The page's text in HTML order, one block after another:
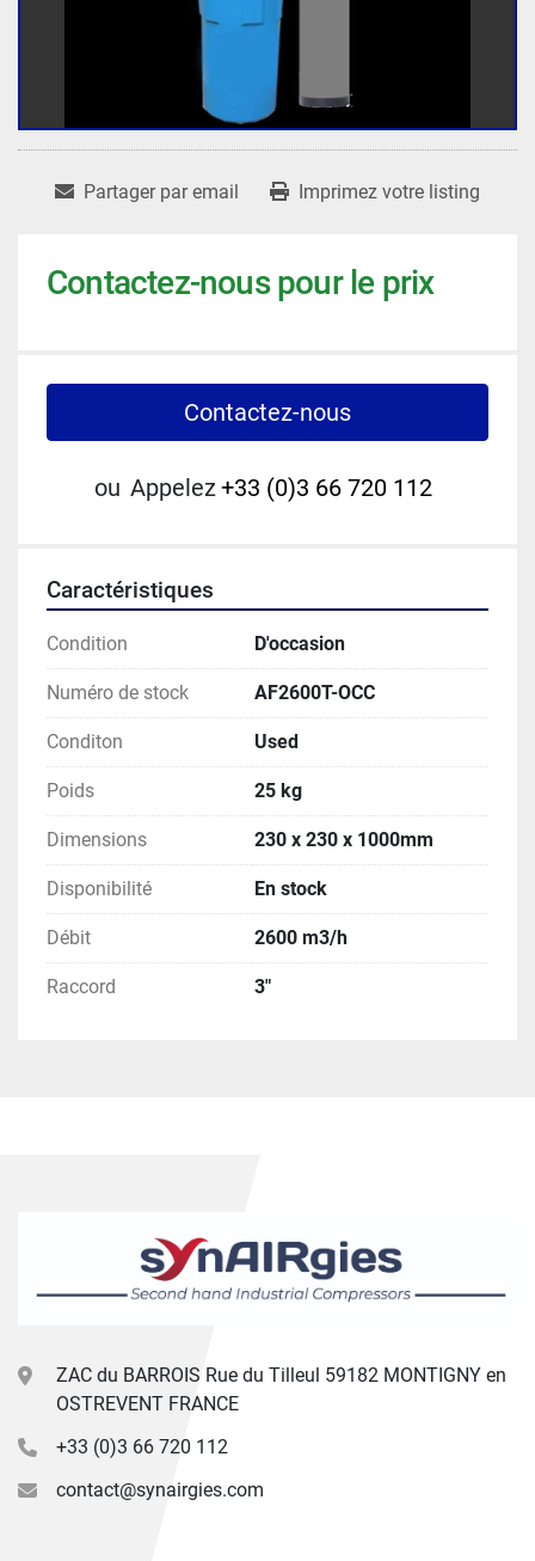
Partager par email Imprimez votre listing
Contactez-nous pour le prix
Contactez-nous
ou Appelez+33 (0)3 66 720 112
Caractéristiques
Condition D'occasion
Numéro de stock AF2600T-OCC
Conditon Used
Poids 25 kg
Dimensions 230 x 230 x 1000mm
Disponibilité En stock
Débit 2600 m3/h
Raccord 3"
ZAC du BARROIS Rue du Tilleul 59182 MONTIGNY en
OSTREVENT FRANCE
+33 (0)3 66 720 112
contact@synairgies.com